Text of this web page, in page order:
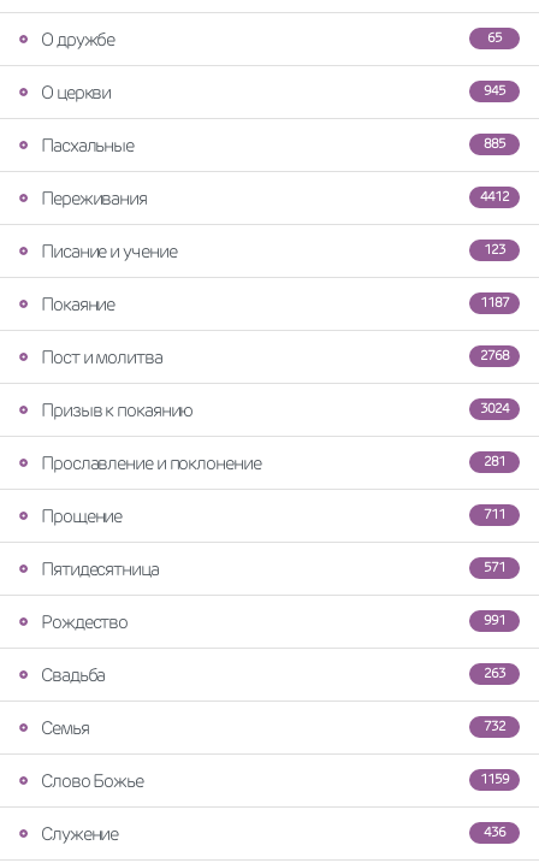
65
О дружбе
945
О церкви
885
Пасхальные
4412
Переживания
123
Писание и учение
1187
Покаяние
2768
Пост и молитва
3024
Призыв к покаянию
281
Прославление и поклонение
711
Прощение
571
Пятидесятница
991
Рождество
263
Свадьба
732
Семья
1159
Слово Божье
436
Служение